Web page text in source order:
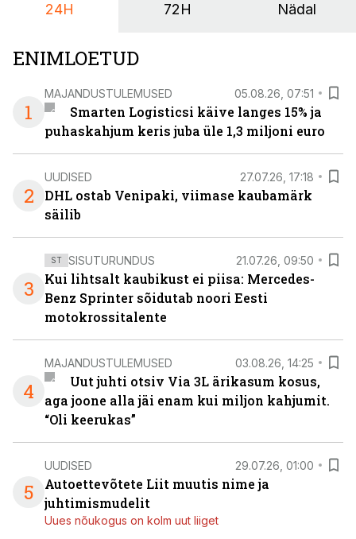
24H 72H Nädal
ENIMLOETUD
1
MAJANDUSTULEMUSED 05.08.26, 07:51
Smarten Logisticsi käive langes 15% ja
puhaskahjum keris juba üle 1,3 miljoni euro
2
UUDISED 27.07.26, 17:18
DHL ostab Venipaki, viimase kaubamärk
säilib
3
ST SISUTURUNDUS 21.07.26, 09:50
Kui lihtsalt kaubikust ei piisa: Mercedes-
Benz Sprinter sõidutab noori Eesti
motokrossitalente
4
MAJANDUSTULEMUSED 03.08.26, 14:25
Uut juhti otsiv Via 3L ärikasum kosus,
aga joone alla jäi enam kui miljon kahjumit.
“Oli keerukas”
5
UUDISED 29.07.26, 01:00
Autoettevõtete Liit muutis nime ja
juhtimismudelit
Uues nõukogus on kolm uut liiget